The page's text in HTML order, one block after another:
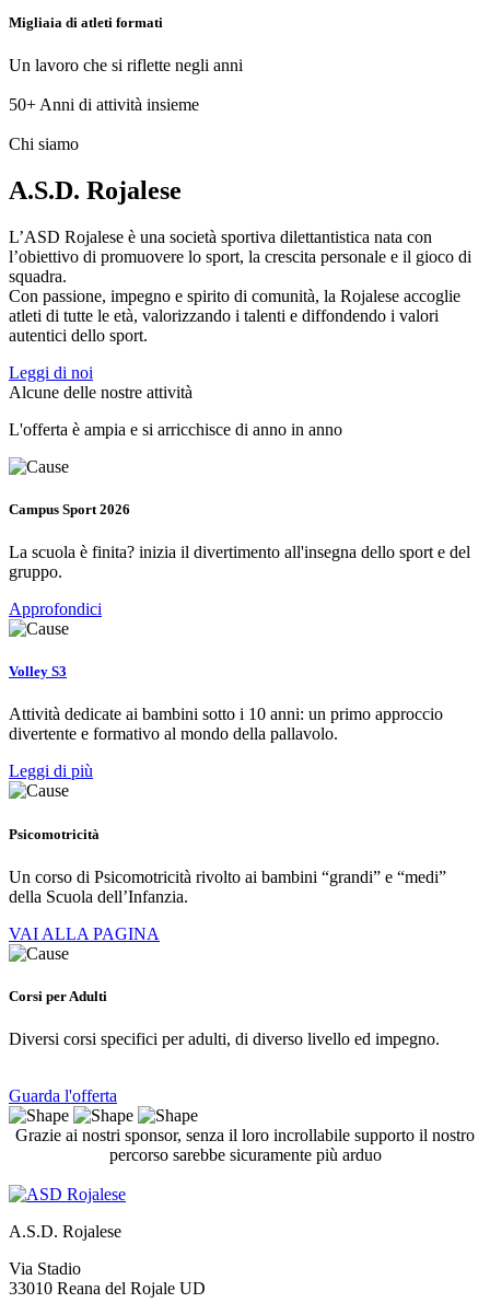
Migliaia di atleti formati
Un lavoro che si riflette negli anni
50+ Anni di attività insieme
Chi siamo
A.S.D. Rojalese
L’ASD Rojalese è una società sportiva dilettantistica nata con
l’obiettivo di promuovere lo sport, la crescita personale e il gioco di
squadra.
Con passione, impegno e spirito di comunità, la Rojalese accoglie
atleti di tutte le età, valorizzando i talenti e diffondendo i valori
autentici dello sport.
Leggi di noi
Alcune delle nostre attività
L'offerta è ampia e si arricchisce di anno in anno
Campus Sport 2026
La scuola è finita? inizia il divertimento all'insegna dello sport e del
gruppo.
Approfondici
Volley S3
Attività dedicate ai bambini sotto i 10 anni: un primo approccio
divertente e formativo al mondo della pallavolo.
Leggi di più
Psicomotricità
Un corso di Psicomotricità rivolto ai bambini “grandi” e “medi”
della Scuola dell’Infanzia.
VAI ALLA PAGINA
Corsi per Adulti
Diversi corsi specifici per adulti, di diverso livello ed impegno.
Guarda l'offerta
Grazie ai nostri sponsor, senza il loro incrollabile supporto il nostro
percorso sarebbe sicuramente più arduo
A.S.D. Rojalese
Via Stadio
33010 Reana del Rojale UD